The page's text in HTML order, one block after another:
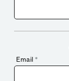
Email *